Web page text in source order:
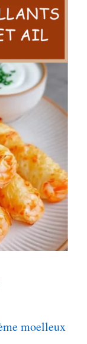
moelleux